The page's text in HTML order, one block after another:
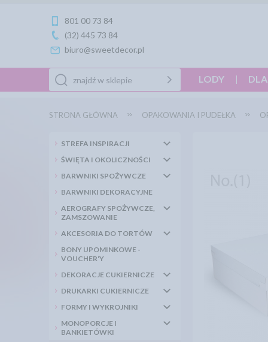
801 00 73 84
(32) 445 73 84
biuro@sweetdecor.pl
LODY
STRONA GŁÓWNA OPAKOWANIA I PUDEŁKA
STREFA INSPIRACJI
ŚWIĘTA I OKOLICZNOŚCI
BARWNIKI SPOŻYWCZE
BARWNIKI DEKORACYJNE
AEROGRAFY SPOŻYWCZE,
ZAMSZOWANIE
AKCESORIA DO TORTÓW
BONY UPOMINKOWE -
VOUCHER'Y
DEKORACJE CUKIERNICZE
DRUKARKI CUKIERNICZE
FORMY I WYKROJNIKI
MONOPORCJE I
BANKIETÓWKI